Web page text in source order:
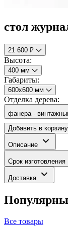
стол
21 600 ₽
Высота:
400 мм
Габариты:
600х600 мм
Отделка дерева:
фанера -
Добавить в корзину
Описание
Срок изготовления
Доставка
Все товары